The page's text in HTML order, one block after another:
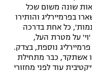
שונה משום שכל
לכן נשארו בפרמיירליג והותירו
כל אחת בדרכה
'וי' על מטרת העל,
נוספת, בצדק.
אשתקד, כבר מתחילת
עוד לפני מחזורי